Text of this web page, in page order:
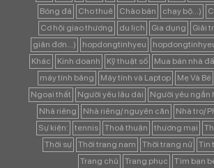
Bóng đá
Cho thuê Chào bán chạy bộ...)
Cơ hội giao thương
du lịch Gia dụng Giải
giản đơn...)
hopdongtinhyeu
Khác
Kinh doanh Kỹ thuật số Mua bán nhà
máy tính bảng
Máy tính và Laptop Mẹ Và Bé
Ngoại thất
Người yêu lâu dài Người yêu ngắn
Nhà riêng
Nhà riêng/ nguyên căn Nhà trọ/
Sự kiện:
tennis Thoả thuận thương mại
Thời sự
Thời trang nam Thời trang nữ
Tin
Trang chủ
Trang phục
Tìm bạn